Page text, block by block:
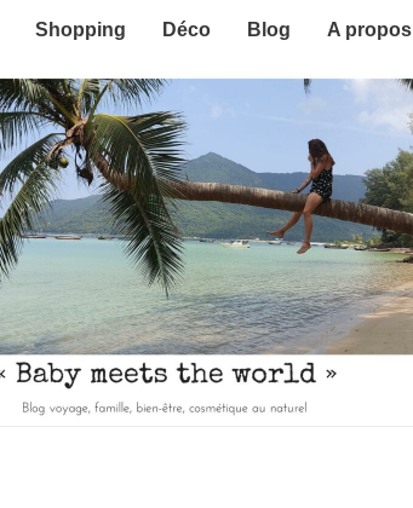
Shopping Déco Blog A propos